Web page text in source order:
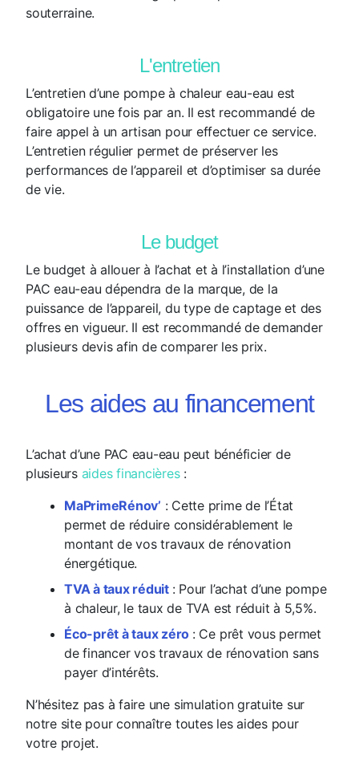
souterraine.
L'entretien
L’entretien d’une pompe à chaleur eau-eau est
obligatoire une fois par an. Il est recommandé de
faire appel à un artisan pour effectuer ce service.
L’entretien régulier permet de préserver les
performances de l’appareil et d’optimiser sa durée
de vie.
Le budget
Le budget à allouer à l’achat et à l’installation d’une
PAC eau-eau dépendra de la marque, de la
puissance de l’appareil, du type de captage et des
offres en vigueur. Il est recommandé de demander
plusieurs devis afin de comparer les prix.
Les aides au financement
L’achat d’une PAC eau-eau peut bénéficier de
plusieurs aides financières:
MaPrimeRénov’ : Cette prime de l’État
permet de réduire considérablement le
montant de vos travaux de rénovation
énergétique.
TVA à taux réduit : Pour l’achat d’une pompe
à chaleur, le taux de TVA est réduit à 5,5%.
Éco-prêt à taux zéro : Ce prêt vous permet
de financer vos travaux de rénovation sans
payer d’intérêts.
N’hésitez pas à faire une simulation gratuite sur
notre site pour connaître toutes les aides pour
votre projet.